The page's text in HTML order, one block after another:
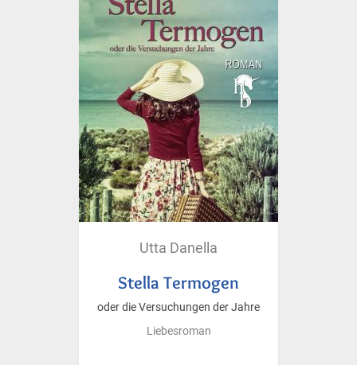
Utta Danella
Stella Termogen
oder die Versuchungen der Jahre
Liebesroman